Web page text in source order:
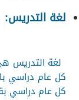
لغة التدريس:
لغة التدريس
كل عام دراسي
كل عام دراسي